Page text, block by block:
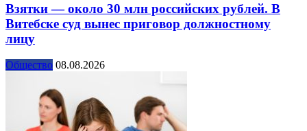
Взятки — около 30 млн российских рублей. В
Витебске суд вынес приговор должностному
лицу
Общество 08.08.2026